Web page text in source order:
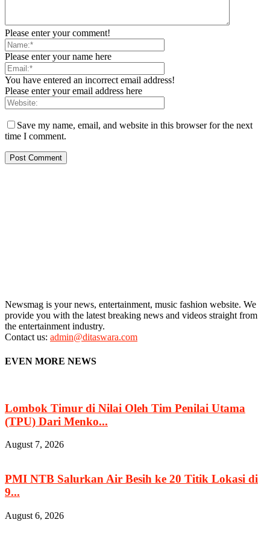
Please enter your comment!
Please enter your name here
You have entered an incorrect email address!
Please enter your email address here
Save my name, email, and website in this browser for the next
time I comment.
Newsmag is your news, entertainment, music fashion website. We
provide you with the latest breaking news and videos straight from
the entertainment industry.
Contact us: admin@ditaswara.com
EVEN MORE NEWS
Lombok Timur di Nilai Oleh Tim Penilai Utama
(TPU) Dari Menko...
August 7, 2026
PMI NTB Salurkan Air Besih ke 20 Titik Lokasi di
9...
August 6, 2026